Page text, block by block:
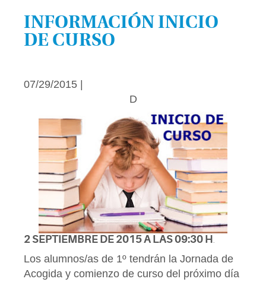
INFORMACIÓN INICIO
DE CURSO
07/29/2015 |
D
2 SEPTIEMBRE DE 2015 A LAS 09:30 H.
Los alumnos/as de 1º tendrán la Jornada de
Acogida y comienzo de curso del próximo día